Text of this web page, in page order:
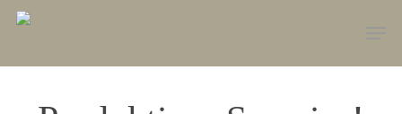
Skip